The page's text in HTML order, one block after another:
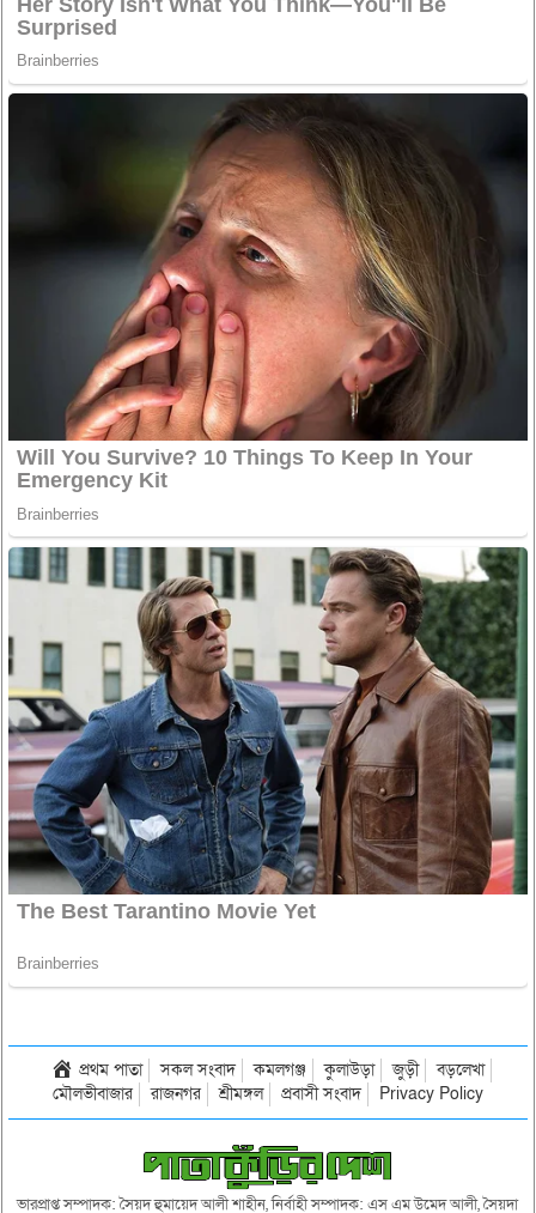
প্রথম পাতা সকল সংবাদ কমলগঞ্জ কুলাউড়া জুড়ী
বড়লেখা
মৌলভীবাজার
রাজনগর শ্রীমঙ্গল প্রবাসী সংবাদ Privacy Policy
ভারপ্রাপ্ত সম্পাদক: সৈয়দ হুমায়েদ আলী শাহীন, নির্বাহী সম্পাদক: এস এম উমেদ আলী, সৈয়দা